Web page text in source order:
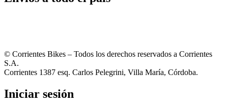
© Corrientes Bikes – Todos los derechos reservados a Corrientes
S.A.
Corrientes 1387 esq. Carlos Pelegrini, Villa María, Córdoba.
Iniciar sesión